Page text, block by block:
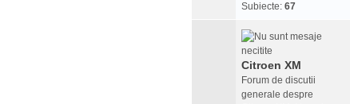
Subiecte: 67
Citroen XM
Forum de discutii
generale despre